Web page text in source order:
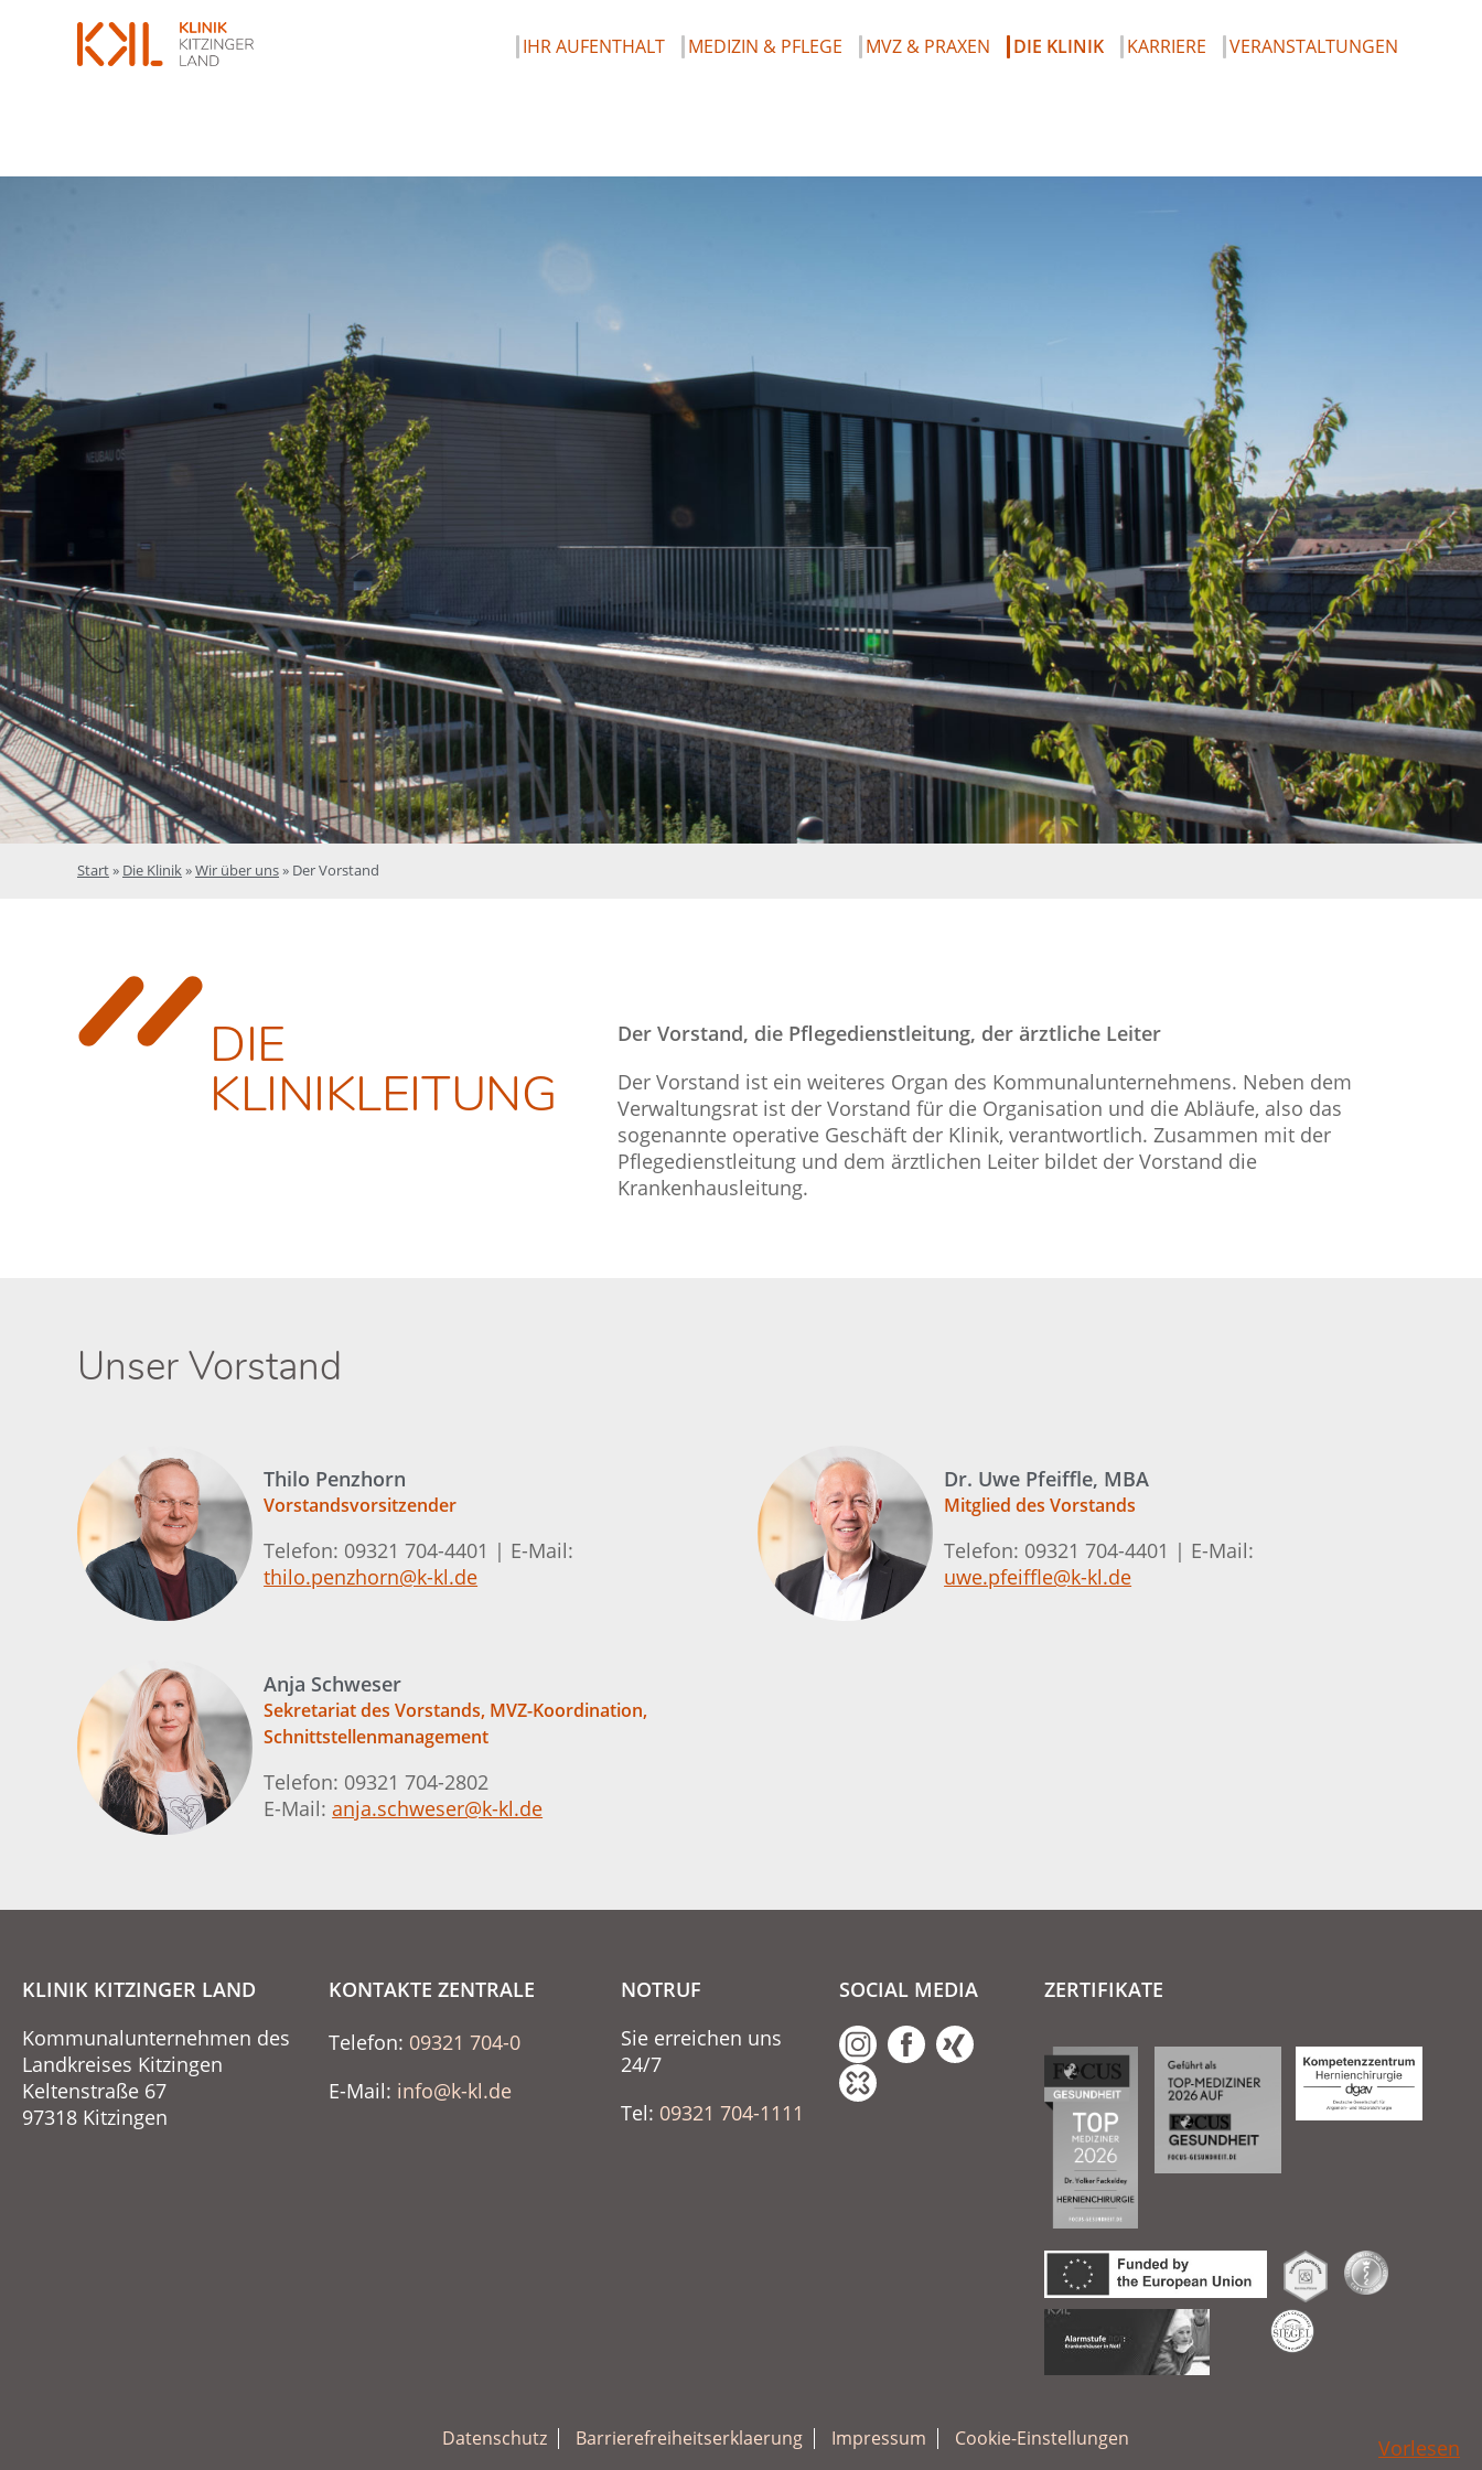
Vorlesen
IHR AUFENTHALT MEDIZIN & PFLEGE MVZ & PRAXEN DIE KLINIK KARRIERE VERANSTALTUNGEN
Start» Die Klinik»Wir über uns» Der Vorstand
DIE
KLINIKLEITUNG
Der Vorstand, die Pflegedienstleitung, der ärztliche Leiter
Der Vorstand ist ein weiteres Organ des Kommunalunternehmens. Neben dem
Verwaltungsrat ist der Vorstand für die Organisation und die Abläufe, also das
sogenannte operative Geschäft der Klinik, verantwortlich. Zusammen mit der
Pflegedienstleitung und dem ärztlichen Leiter bildet der Vorstand die
Krankenhausleitung.
Unser Vorstand
Thilo Penzhorn
Vorstandsvorsitzender
Telefon: 09321 704-4401 | E-Mail:
thilo.penzhorn@k-kl.de
Dr. Uwe Pfeiffle, MBA
Mitglied des Vorstands
Telefon: 09321 704-4401 | E-Mail:
uwe.pfeiffle@k-kl.de
Anja Schweser
Sekretariat des Vorstands, MVZ-Koordination,
Schnittstellenmanagement
Telefon: 09321 704-2802
E-Mail:anja.schweser@k-kl.de
KLINIK KITZINGER LAND
Kommunalunternehmen des
Landkreises Kitzingen
Keltenstraße 67
97318 Kitzingen
KONTAKTE ZENTRALE
Telefon: 09321 704-0
E-Mail: info@k-kl.de
NOTRUF
Sie erreichen uns
24/7
Tel: 09321 704-1111
SOCIAL MEDIA ZERTIFIKATE
Datenschutz Barrierefreiheitserklaerung Impressum Cookie-Einstellungen